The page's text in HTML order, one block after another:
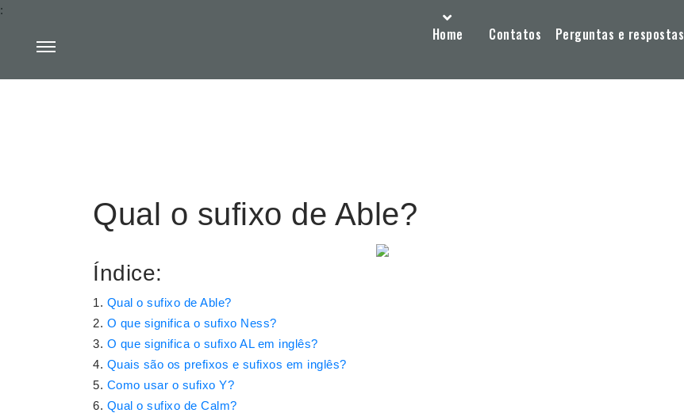
Home Contatos Perguntas e respostas
:
Qual o sufixo de Able?
Índice:
Qual o sufixo de Able?
O que significa o sufixo Ness?
O que significa o sufixo AL em inglês?
Quais são os prefixos e sufixos em inglês?
Como usar o sufixo Y?
Qual o sufixo de Calm?